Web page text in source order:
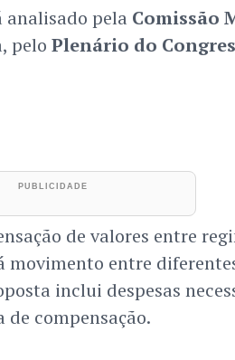
analisado pela Comissão
pelo Plenário do
de valores entre
movimento entre
inclui despesas
compensação.